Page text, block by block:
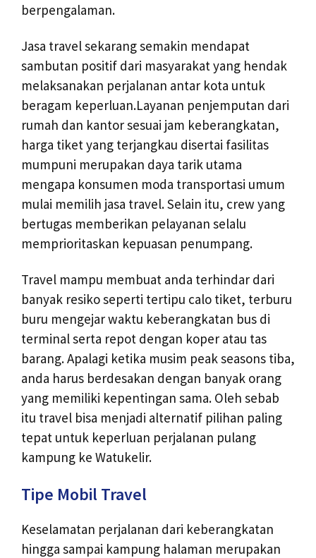
berpengalaman.
Jasa travel sekarang semakin mendapat
sambutan positif dari masyarakat yang hendak
melaksanakan perjalanan antar kota untuk
beragam keperluan.Layanan penjemputan dari
rumah dan kantor sesuai jam keberangkatan,
harga tiket yang terjangkau disertai fasilitas
mumpuni merupakan daya tarik utama
mengapa konsumen moda transportasi umum
mulai memilih jasa travel. Selain itu, crew yang
bertugas memberikan pelayanan selalu
memprioritaskan kepuasan penumpang.
Travel mampu membuat anda terhindar dari
banyak resiko seperti tertipu calo tiket, terburu
buru mengejar waktu keberangkatan bus di
terminal serta repot dengan koper atau tas
barang. Apalagi ketika musim peak seasons tiba,
anda harus berdesakan dengan banyak orang
yang memiliki kepentingan sama. Oleh sebab
itu travel bisa menjadi alternatif pilihan paling
tepat untuk keperluan perjalanan pulang
kampung ke Watukelir.
Tipe Mobil Travel
Keselamatan perjalanan dari keberangkatan
hingga sampai kampung halaman merupakan